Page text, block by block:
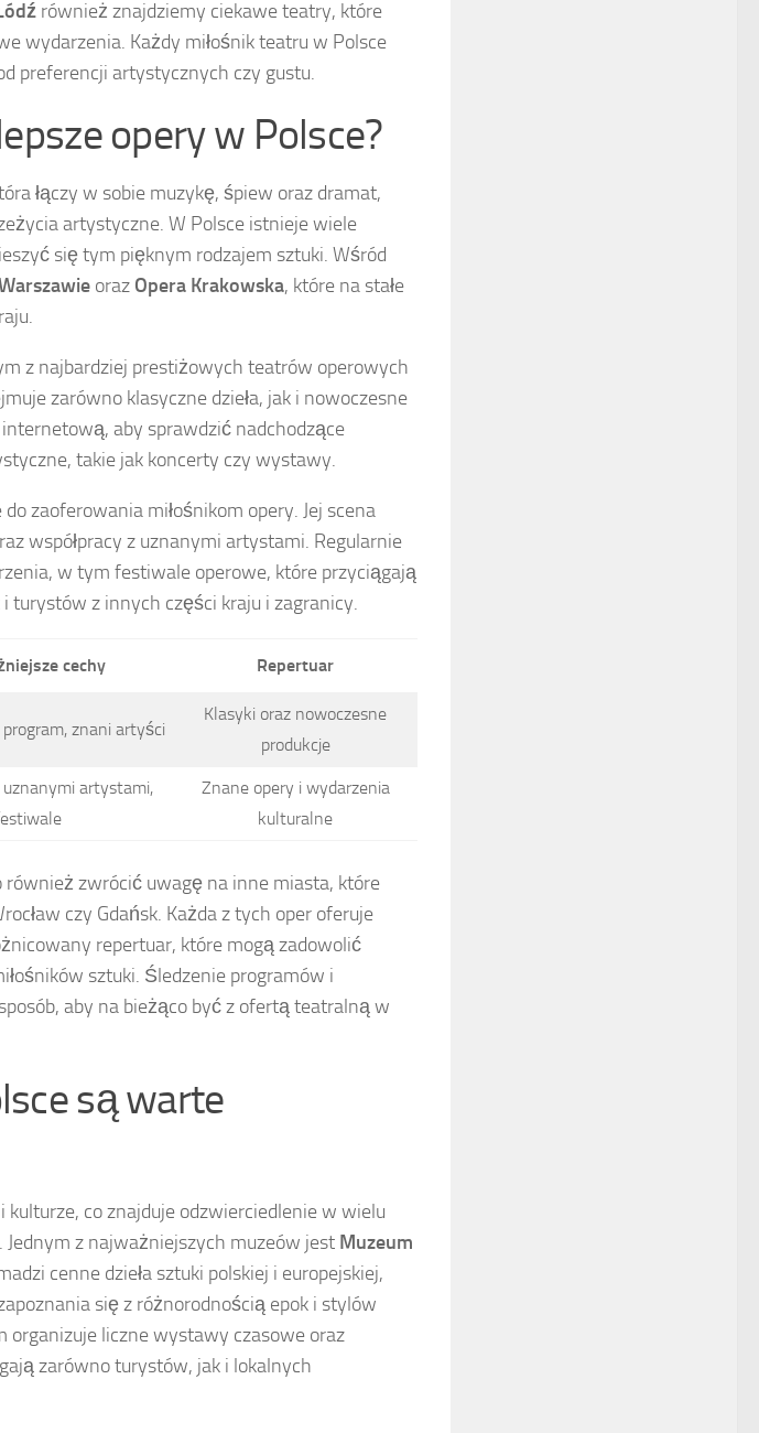
również znajdziemy ciekawe teatry, które
wydarzenia. Każdy miłośnik teatru w Polsce
preferencji artystycznych czy gustu.
opery w Polsce?
łączy w sobie muzykę, śpiew oraz dramat,
artystyczne. W Polsce istnieje wiele
się tym pięknym rodzajem sztuki. Wśród
oraz Opera Krakowska, które na stałe
z najbardziej prestiżowych teatrów operowych
zarówno klasyczne dzieła, jak i nowoczesne
aby sprawdzić nadchodzące
takie jak koncerty czy wystawy.
zaoferowania miłośnikom opery. Jej scena
współpracy z uznanymi artystami. Regularnie
w tym festiwale operowe, które przyciągają
turystów z innych części kraju i zagranicy.
cechy Repertuar
znani artyści
Klasyki oraz nowoczesne
produkcje
uznanymi artystami,
Znane opery i wydarzenia
kulturalne
zwrócić uwagę na inne miasta, które
czy Gdańsk. Każda z tych oper oferuje
repertuar, które mogą zadowolić
sztuki. Śledzenie programów i
aby na bieżąco być z ofertą teatralną w
są warte
co znajduje odzwierciedlenie w wielu
Jednym z najważniejszych muzeów jest Muzeum
cenne dzieła sztuki polskiej i europejskiej,
się z różnorodnością epok i stylów
organizuje liczne wystawy czasowe oraz
zarówno turystów, jak i lokalnych